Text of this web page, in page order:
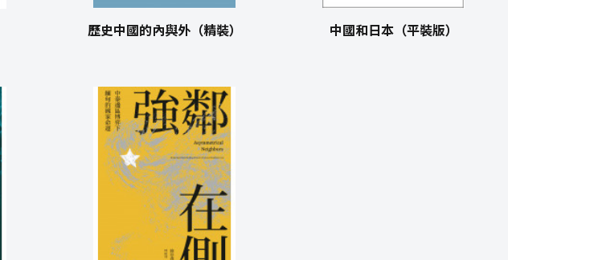
歷史中國的內與外（精裝） 中國和日本（平裝版）